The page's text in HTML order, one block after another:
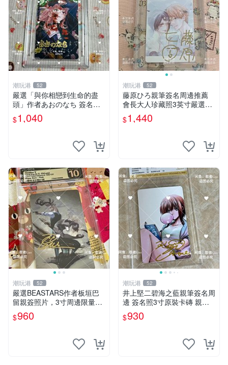
潮玩港 52
嚴選「與你相戀到生命的盡
頭」作者あおのなち 簽名照
片 3寸原裝卡磚 親筆簽名照
收藏佳品 周邊限定 照片拍賣
$1,040
潮玩港 52
藤原ひろ親筆簽名周邊推薦
會長大人珍藏照3英寸嚴選女
仆紀念品 面簽收藏 會長大人
簽名照 女仆照 面簽收藏
$1,440
潮玩港 52
嚴選BEASTARS作者板垣巴
留親簽照片，3寸周邊限量收
藏 BEASTARS 作者 經典 細
節收藏
$960
潮玩港 52
井上堅二碧海之藍親筆簽名周
邊 簽名照3寸原裝卡磚 親
筆、收藏、簽名照
$930